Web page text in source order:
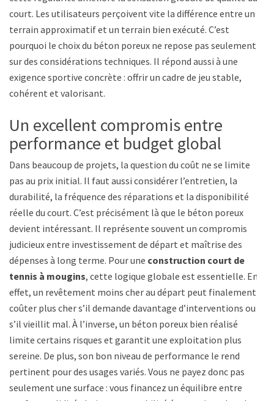
court. Les utilisateurs perçoivent vite la différence entre un
terrain approximatif et un terrain bien exécuté. C’est
pourquoi le choix du béton poreux ne repose pas seulement
sur des considérations techniques. Il répond aussi à une
exigence sportive concrète : offrir un cadre de jeu stable,
cohérent et valorisant.
Un excellent compromis entre
performance et budget global
Dans beaucoup de projets, la question du coût ne se limite
pas au prix initial. Il faut aussi considérer l’entretien, la
durabilité, la fréquence des réparations et la disponibilité
réelle du court. C’est précisément là que le béton poreux
devient intéressant. Il représente souvent un compromis
judicieux entre investissement de départ et maîtrise des
dépenses à long terme. Pour une construction court de
tennis à mougins, cette logique globale est essentielle. En
effet, un revêtement moins cher au départ peut finalement
coûter plus cher s’il demande davantage d’interventions ou
s’il vieillit mal. À l’inverse, un béton poreux bien réalisé
limite certains risques et garantit une exploitation plus
sereine. De plus, son bon niveau de performance le rend
pertinent pour des usages variés. Vous ne payez donc pas
seulement une surface : vous financez un équilibre entre